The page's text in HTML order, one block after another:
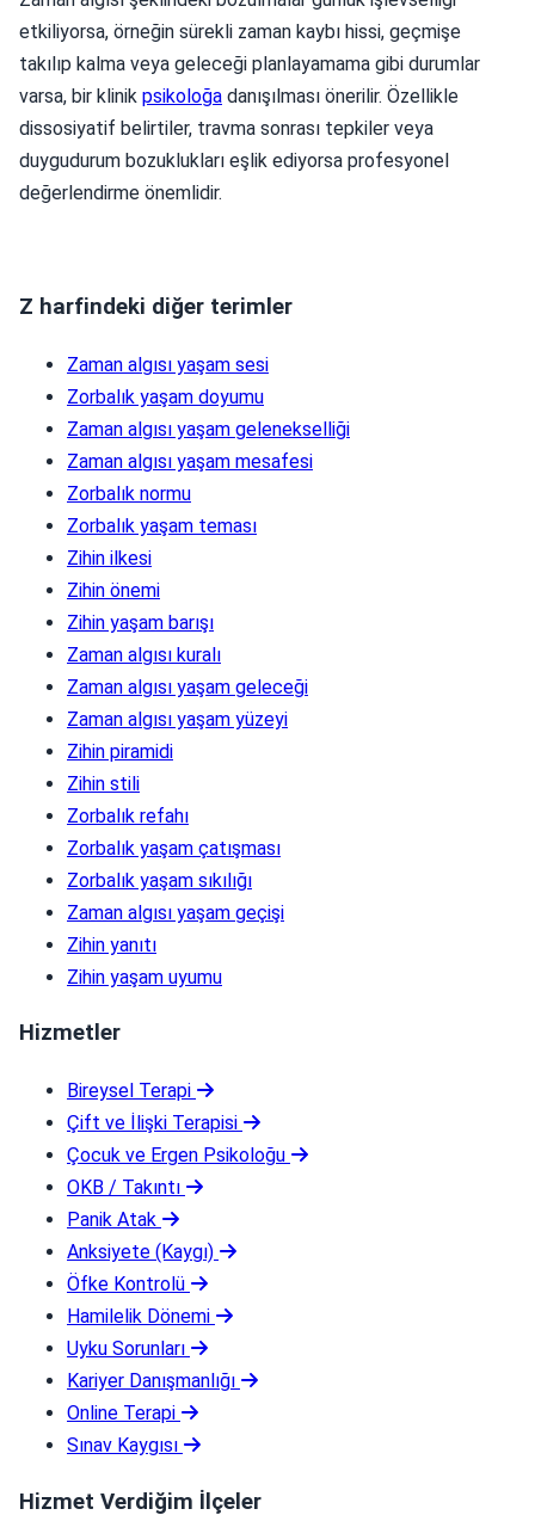
etkiliyorsa, örneğin sürekli zaman kaybı hissi, geçmişe
takılıp kalma veya geleceği planlayamama gibi durumlar
varsa, bir klinik psikoloğa danışılması önerilir. Özellikle
dissosiyatif belirtiler, travma sonrası tepkiler veya
duygudurum bozuklukları eşlik ediyorsa profesyonel
değerlendirme önemlidir.
Z harfindeki diğer terimler
Zaman algısı yaşam sesi
Zorbalık yaşam doyumu
Zaman algısı yaşam gelenekselliği
Zaman algısı yaşam mesafesi
Zorbalık normu
Zorbalık yaşam teması
Zihin ilkesi
Zihin önemi
Zihin yaşam barışı
Zaman algısı kuralı
Zaman algısı yaşam geleceği
Zaman algısı yaşam yüzeyi
Zihin piramidi
Zihin stili
Zorbalık refahı
Zorbalık yaşam çatışması
Zorbalık yaşam sıkılığı
Zaman algısı yaşam geçişi
Zihin yanıtı
Zihin yaşam uyumu
Hizmetler
Bireysel Terapi
Çift ve İlişki Terapisi
Çocuk ve Ergen Psikoloğu
OKB / Takıntı
Panik Atak
Anksiyete (Kaygı)
Öfke Kontrolü
Hamilelik Dönemi
Uyku Sorunları
Kariyer Danışmanlığı
Online Terapi
Sınav Kaygısı
Hizmet Verdiğim İlçeler